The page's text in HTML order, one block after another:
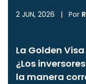
2 JUN, 2026 | Por
La Golden
¿Los
la manera